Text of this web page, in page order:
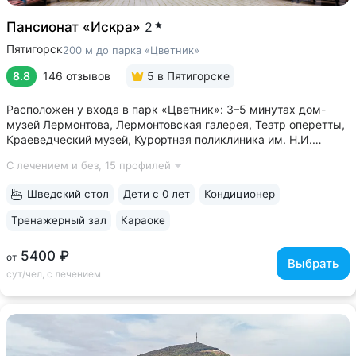
Пансионат «Искра» 2
Пятигорск200 м до парка «Цветник»
8.8 146 отзывов 5 в Пятигорске
Расположен у входа в парк «Цветник»: 3–5 минутах дом-
музей Лермонтова, Лермонтовская галерея, Театр оперетты,
Краеведческий музей, Курортная поликлиника им. Н.И.
с тремя видами минеральных источников № 2, № 17,
С лечением и без, 15 профилей
от 5400 ₽
сут/чел, с лечением
Выбрать
Шведский стол Дети с 0 лет Кондиционер
Тренажерный зал Караоке